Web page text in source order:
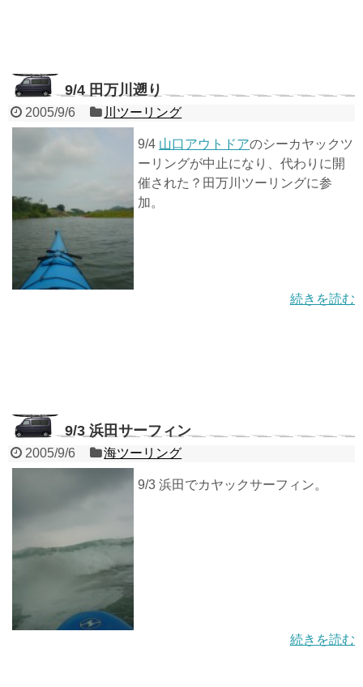
9/4 田万川遡り
2005/9/6 川ツーリング
9/4 山口アウトドアのシーカヤックツ
ーリングが中止になり、代わりに開
催された？田万川ツーリングに参
加。
続きを読む
9/3 浜田サーフィン
2005/9/6 海ツーリング
9/3 浜田でカヤックサーフィン。
続きを読む